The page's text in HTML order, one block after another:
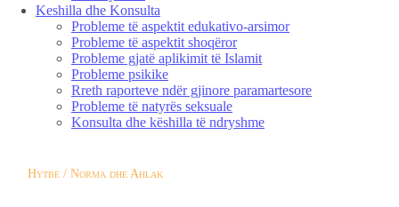
Keshilla dhe Konsulta
Probleme të aspektit edukativo-arsimor
Probleme të aspektit shoqëror
Probleme gjatë aplikimit të Islamit
Probleme psikike
Rreth raporteve ndër gjinore paramartesore
Probleme të natyrës seksuale
Konsulta dhe këshilla të ndryshme
Hytbe / Norma dhe Ahlak